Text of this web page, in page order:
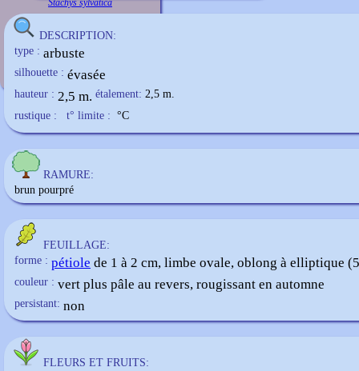
Stachys sylvatica
DESCRIPTION:
type : arbuste
silhouette : évasée
hauteur : 2,5 m. étalement: 2,5 m.
rustique :
t° limite : °C
RAMURE:
brun pourpré
FEUILLAGE:
forme : pétiole de 1 à 2 cm, limbe ovale, oblong à elliptique
couleur : vert plus pâle au revers, rougissant en automne
persistant: non
FLEURS ET FRUITS: